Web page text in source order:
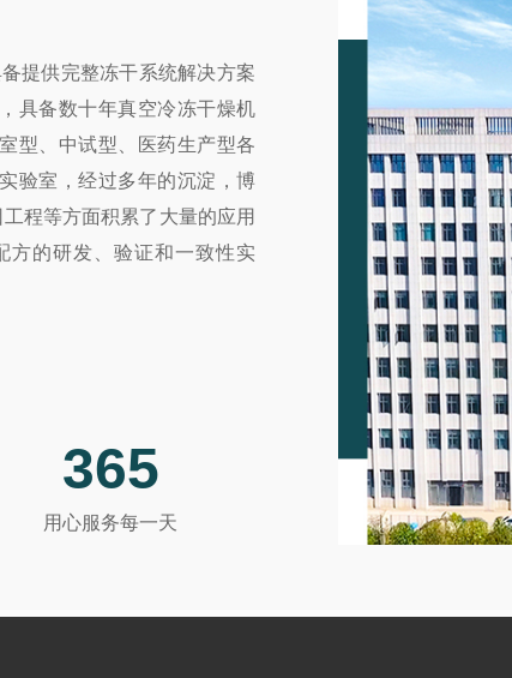
提供完整冻干系统解决方案
具备数十年真空冷冻干燥机
型、中试型、医药生产型各
验室，经过多年的沉淀，博
程等方面积累了大量的应用
方的研发、验证和一致性实
个国家。365
用心服务每一天